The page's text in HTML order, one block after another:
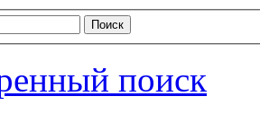
поиск